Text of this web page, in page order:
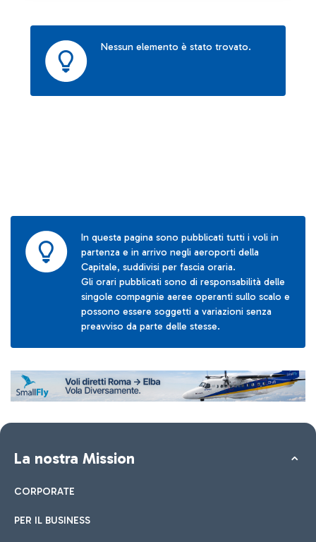
Nessun elemento è stato trovato.
In questa pagina sono pubblicati tutti i voli in
partenza e in arrivo negli aeroporti della
Capitale, suddivisi per fascia oraria.
Gli orari pubblicati sono di responsabilità delle
singole compagnie aeree operanti sullo scalo e
possono essere soggetti a variazioni senza
preavviso da parte delle stesse.
La nostra Mission
CORPORATE
PER IL BUSINESS